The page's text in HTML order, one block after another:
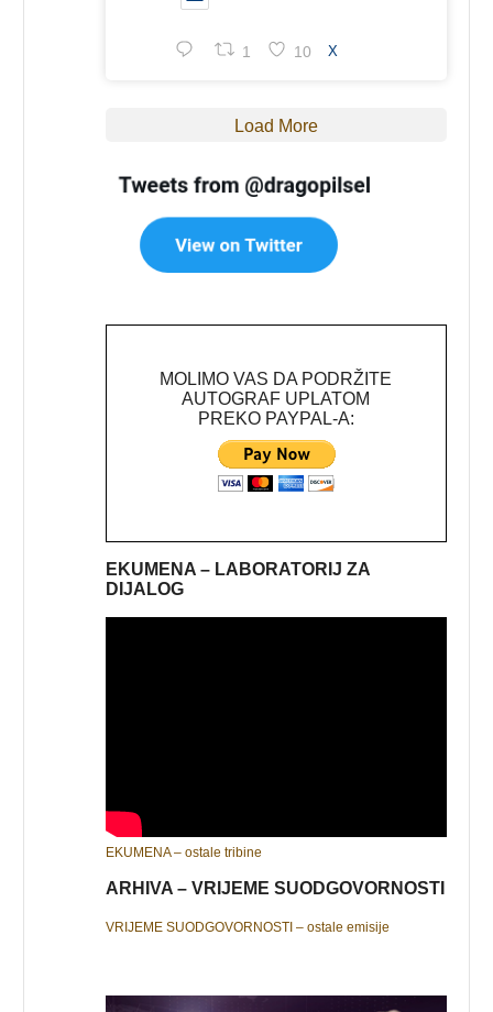
1 10 X
Load More
MOLIMO VAS DA PODRŽITE
AUTOGRAF UPLATOM
PREKO PAYPAL-A:
EKUMENA – LABORATORIJ ZA
DIJALOG
EKUMENA – ostale tribine
ARHIVA – VRIJEME SUODGOVORNOSTI
VRIJEME SUODGOVORNOSTI – ostale emisije